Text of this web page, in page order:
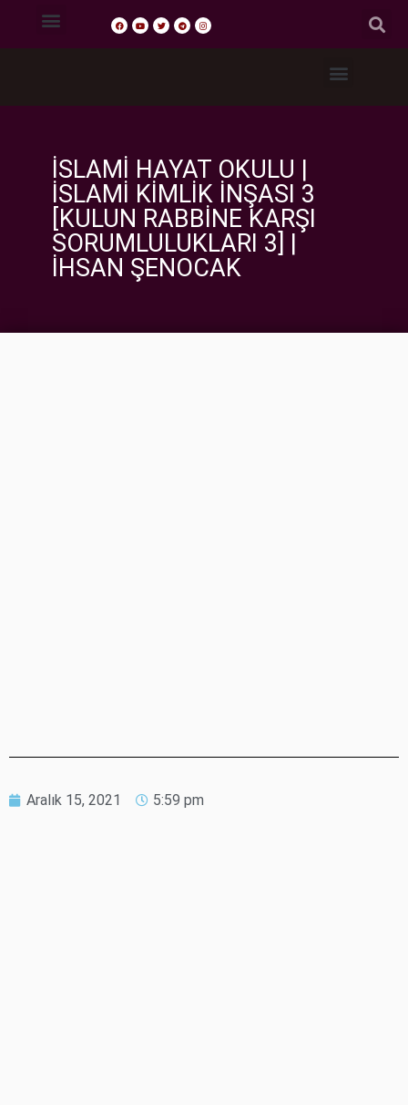
İSLAMI HAYAT OKULU |
İSLAMI KIMLIK İNŞASI 3
[KULUN RABBINE KARŞI
SORUMLULUKLARI 3] |
İHSAN ŞENOCAK
Aralık 15, 2021 5:59 pm